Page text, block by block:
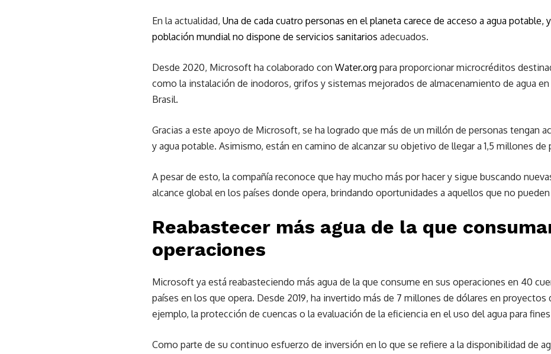
En la actualidad, Una de cada cuatro personas en el planeta carece de acceso a agua potable,
población mundial no dispone de servicios sanitarios adecuados.
Desde 2020, Microsoft ha colaborado con Water.org para proporcionar microcréditos
como la instalación de inodoros, grifos y sistemas mejorados de almacenamiento de agua
Brasil.
Gracias a este apoyo de Microsoft, se ha logrado que más de un millón de personas tengan
y agua potable. Asimismo, están en camino de alcanzar su objetivo de llegar a 1,5 millones de
A pesar de esto, la compañía reconoce que hay mucho más por hacer y sigue buscando
alcance global en los países donde opera, brindando oportunidades a aquellos que no
Reabastecer más agua de la que
operaciones
Microsoft ya está reabasteciendo más agua de la que consume en sus operaciones en 40
países en los que opera. Desde 2019, ha invertido más de 7 millones de dólares en
ejemplo, la protección de cuencas o la evaluación de la eficiencia en el uso del agua para
Como parte de su continuo esfuerzo de inversión en lo que se refiere a la disponibilidad de